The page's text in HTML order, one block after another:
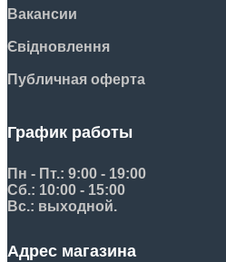
Вакансии
Євідновлення
Публичная оферта
График работы
Пн - Пт.: 9:00 - 19:00
Сб.: 10:00 - 15:00
Вс.: выходной.
Адрес магазина